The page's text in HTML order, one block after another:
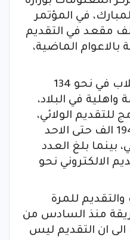
في المؤتمر
عن زيادة 100 الف مقعد في التقديم
2018 مقارنة بالاعوام الماضية،
وكشف عن تنافس الطلاب في نحو 134
في البلاد،
وجود 688 برنامج للتقديم الولائي،
وكشف عن تقديم نحو 194 الف حتى الاحد
بينما بلغ العدد
الالكتروني نحو
للمرة
منذ السادس من
ان التقديم ليس